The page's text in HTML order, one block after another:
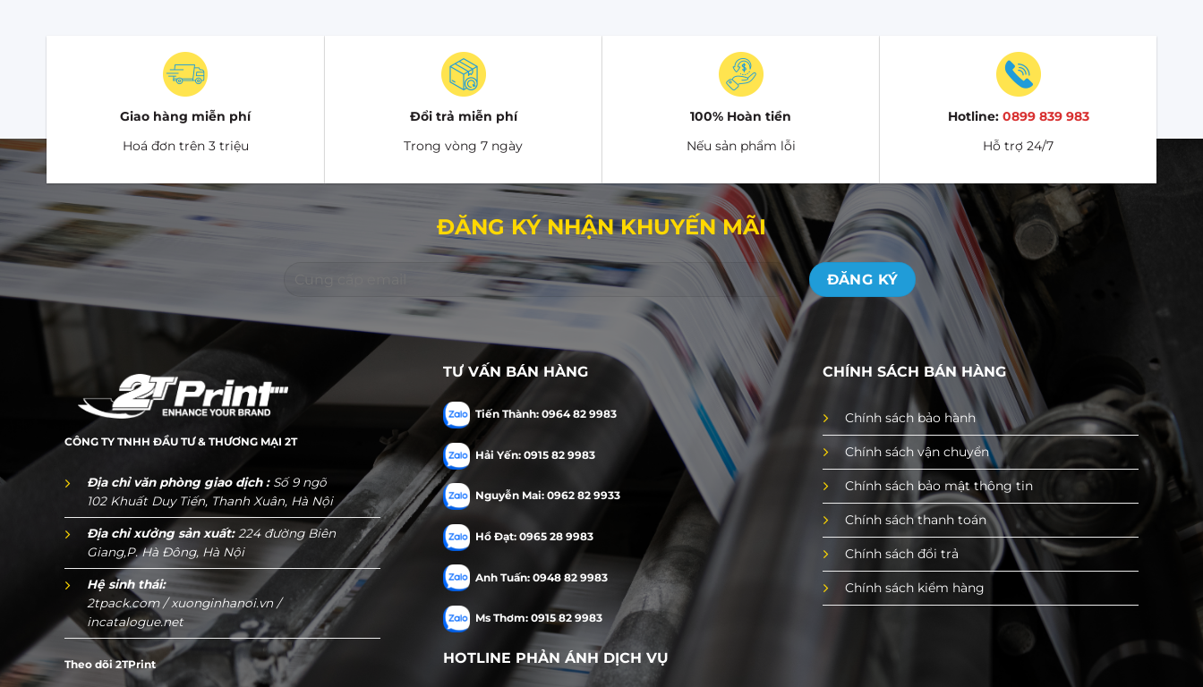
Giao hàng miễn phí
Hoá đơn trên 3 triệu
Đổi trả miễn phí
Trong vòng 7 ngày
100% Hoàn tiền
Nếu sản phẩm lỗi
Hotline: 0899 839 983
Hỗ trợ 24/7
ĐĂNG KÝ NHẬN KHUYẾN MÃI
CÔNG TY TNHH ĐẦU TƯ & THƯƠNG MẠI 2T
Địa chỉ văn phòng giao dịch :Số 9 ngõ
102 Khuất Duy Tiến, Thanh Xuân, Hà Nội
Địa chỉ xưởng sản xuất:224 đường Biên
Giang,P. Hà Đông, Hà Nội
Hệ sinh thái:
2tpack.com /xuonginhanoi.vn /
incatalogue.net
Theo dõi 2TPrint
TƯ VẤN BÁN HÀNG
Tiến Thành: 0964 82 9983
Hải Yến: 0915 82 9983
Nguyễn Mai: 0962 82 9933
Hồ Đạt: 0965 28 9983
Anh Tuấn: 0948 82 9983
Ms Thơm: 0915 82 9983
HOTLINE PHẢN ÁNH DỊCH VỤ
CHÍNH SÁCH BÁN HÀNG
Chính sách bảo hành
Chính sách vận chuyển
Chính sách bảo mật thông tin
Chính sách thanh toán
Chính sách đổi trả
Chính sách kiểm hàng